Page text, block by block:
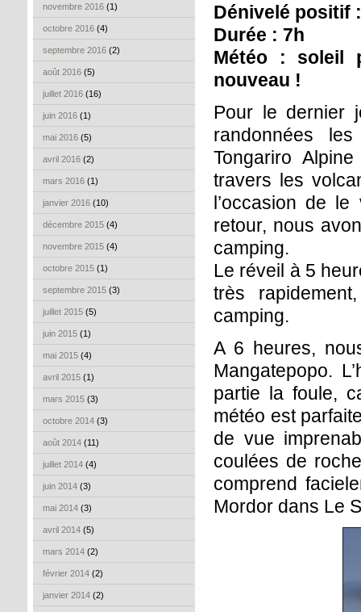
novembre 2016 (1)
octobre 2016 (4)
septembre 2016 (2)
août 2016 (5)
juillet 2016 (16)
juin 2016 (1)
mai 2016 (5)
avril 2016 (2)
mars 2016 (1)
janvier 2016 (10)
décembre 2015 (4)
novembre 2015 (4)
octobre 2015 (1)
septembre 2015 (3)
juillet 2015 (5)
juin 2015 (1)
mai 2015 (4)
avril 2015 (1)
mars 2015 (3)
octobre 2014 (3)
août 2014 (11)
juillet 2014 (4)
juin 2014 (3)
mai 2014 (3)
avril 2014 (5)
mars 2014 (2)
février 2014 (2)
janvier 2014 (2)
Dénivelé positif
Durée : 7h
Météo : soleil
nouveau !
Pour le dernier
randonnées
Tongariro
travers les
l’occasion de
retour, nous
camping.
Le réveil à 5
très
camping.
A 6 heures,
Mangatepopo.
partie la foule,
météo est
de vue
coulées de
comprend
Mordor dans Le